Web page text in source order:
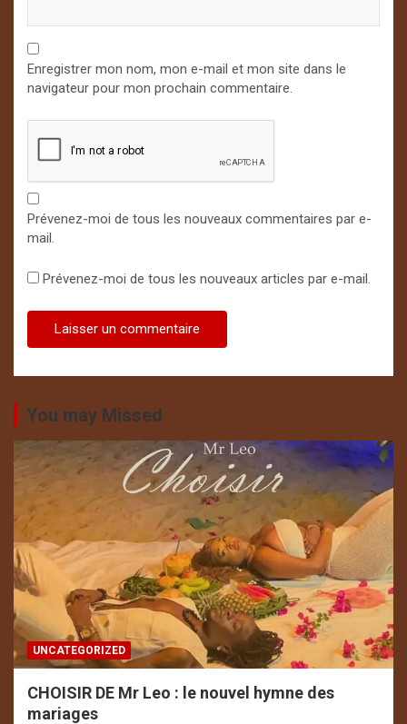
Enregistrer mon nom, mon e-mail et mon site dans le
navigateur pour mon prochain commentaire.
Prévenez-moi de tous les nouveaux commentaires par e-
mail.
Prévenez-moi de tous les nouveaux articles par e-mail.
You may Missed
UNCATEGORIZED
CHOISIR DE Mr Leo : le nouvel hymne des
mariages